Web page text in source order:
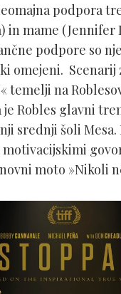
podpora
in mame (Jennifer
podpore so
omejeni. Scenarij
temelji na
je Robles glavni
srednji šoli
moto »Nikoli